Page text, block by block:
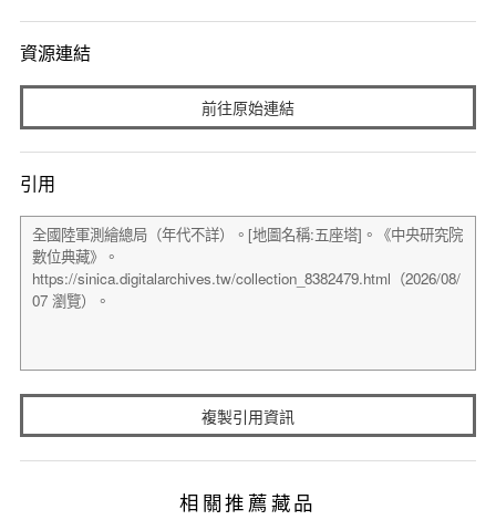
資源連結
前往原始連結
引用
複製引用資訊
相關推薦藏品